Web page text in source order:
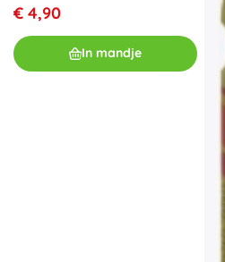
€ 4,90
In mandje